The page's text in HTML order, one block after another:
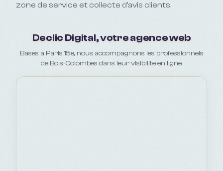
zone de service et collecte d'avis clients.
Declic Digital, votre agence web
Bases a Paris 15e, nous accompagnons les professionnels
de Bois-Colombes dans leur visibilite en ligne.